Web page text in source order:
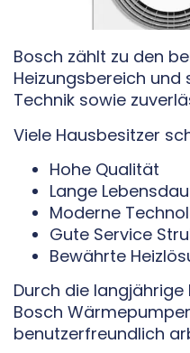
Bosch zählt zu den
Heizungsbereich
Technik sowie
Viele Hausbesitzer
Hohe Qualität
Lange
Moderne
Gute Service
Bewährte
Durch die
Bosch
benutzerfreundlich